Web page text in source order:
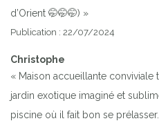
d’Orient 🤭🤭🤭) »
Publication : 22/07/2024
Christophe
« Maison accueillante conviviale
jardin exotique imaginé et
piscine où il fait bon se